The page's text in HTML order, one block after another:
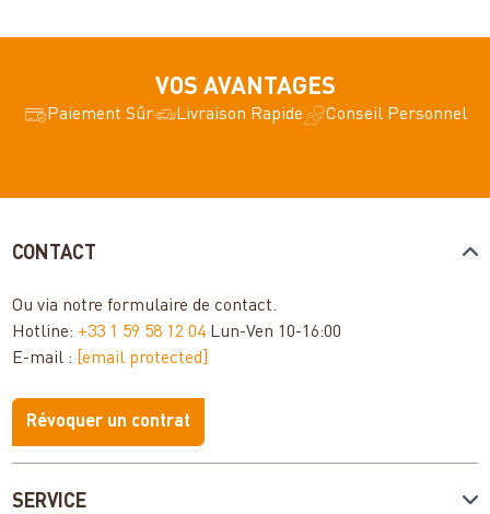
VOS AVANTAGES
Paiement Sûr Livraison Rapide Conseil Personnel
SERVICE
CONTACT
Ou via notreformulaire de contact.
Hotline: +33 1 59 58 12 04 Lun-Ven 10-16:00
E-mail : [email protected]
Révoquer un contrat